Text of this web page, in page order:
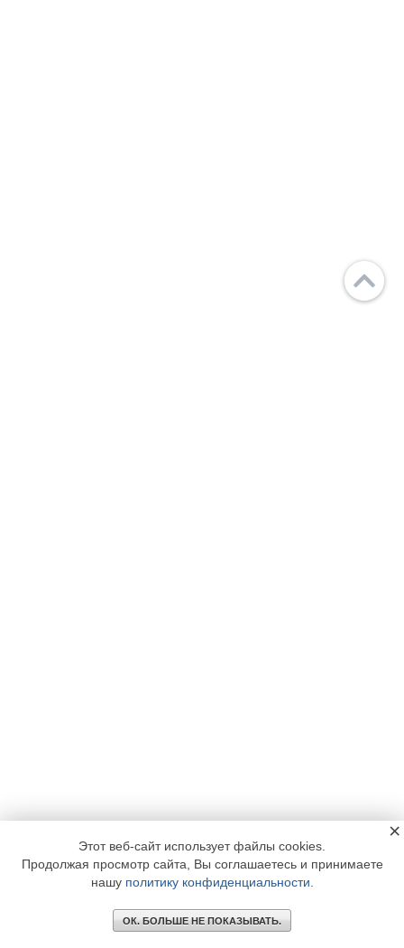
Этот веб-сайт использует файлы cookies.
Продолжая просмотр сайта, Вы соглашаетесь и принимаете
нашу политику конфиденциальности
ОК. БОЛЬШЕ НЕ ПОКАЗЫВАТЬ.
×